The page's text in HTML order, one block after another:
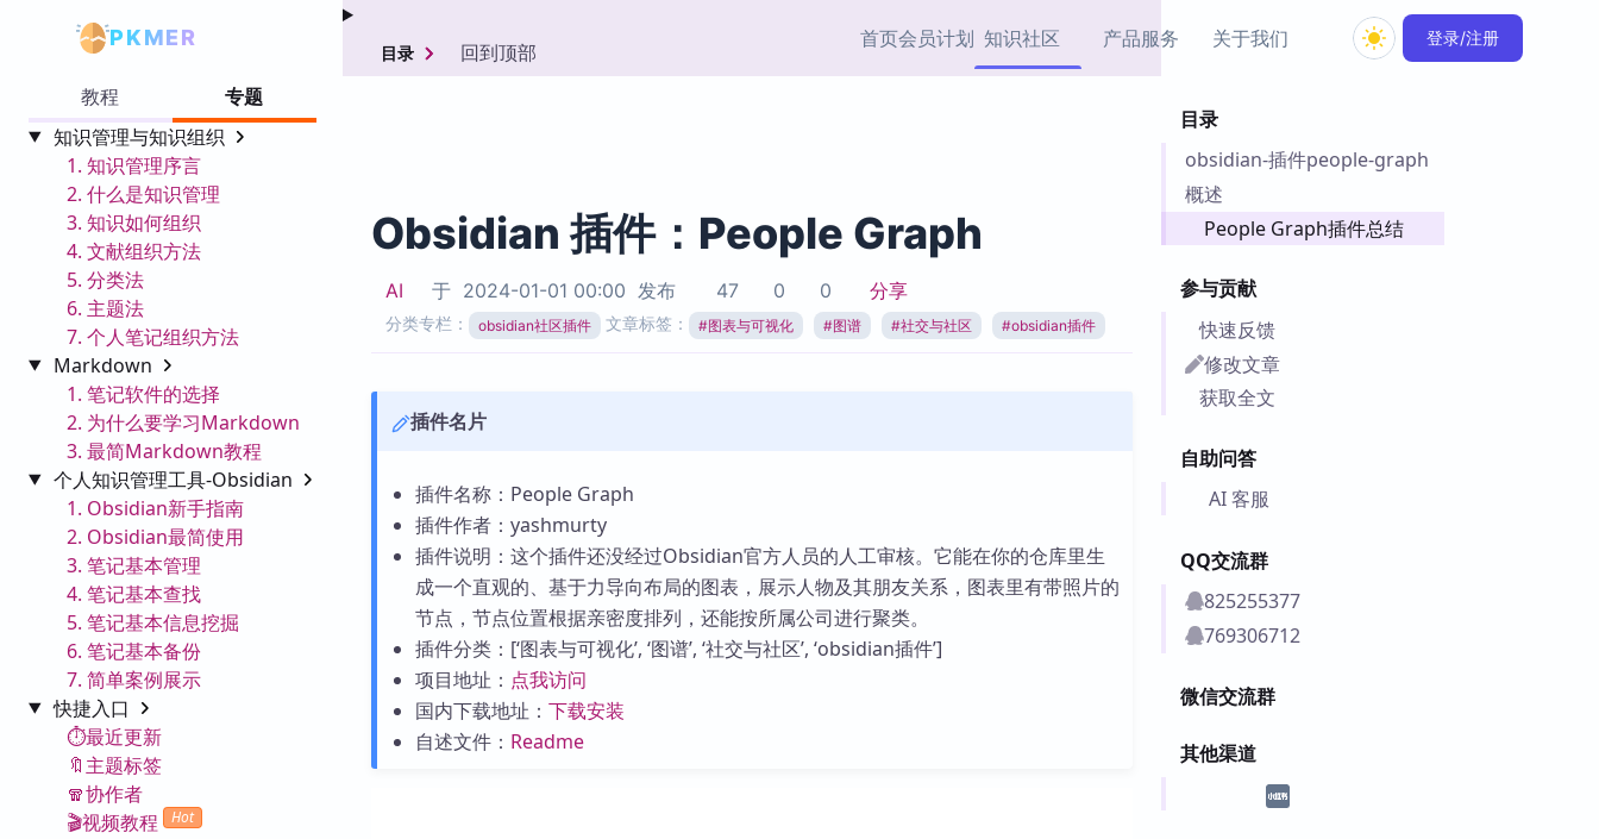
PKMER 首页会员计划 知识社区
协作者
热门链接 Top5
产品服务
加速访问 Obsidian 官方
市场
PKMer 出品的闪念笔记
插件
Obsidian 教程
关于我们 登录/注册
教程
专题
知识管理与知识组织
1. 知识管理序言
2. 什么是知识管理
3. 知识如何组织
4. 文献组织方法
5. 分类法
6. 主题法
7. 个人笔记组织方法
Markdown
1. 笔记软件的选择
2. 为什么要学习Markdown
3. 最简Markdown教程
个人知识管理工具-Obsidian
1. Obsidian新手指南
2. Obsidian最简使用
3. 笔记基本管理
4. 笔记基本查找
5. 笔记基本信息挖掘
6. 笔记基本备份
7. 简单案例展示
快捷入口
⏱️最近更新
🔖主题标签
🧣协作者
🎬视频教程
Hot
目录
obsidian-插件people-graph
概述
People Graph插件总结
参与贡献
快速反馈
修改文章
获取全文
自助问答
AI 客服
QQ交流群
825255377
769306712
微信交流群
其他渠道
目录 回到顶部
Obsidian 插件：People Graph
AI 于 2024-01-01 00:00 发布 47 0 0 分享
分类专栏： obsidian社区插件 文章标签： #图表与可视化 #图谱 #社交与社区 #obsidian插件
插件名片
插件名称：People Graph
插件作者：yashmurty
插件说明：这个插件还没经过Obsidian官方人员的人工审核。它能在你的仓库里生
成一个直观的、基于力导向布局的图表，展示人物及其朋友关系，图表里有带照片的
节点，节点位置根据亲密度排列，还能按所属公司进行聚类。
插件分类：[‘图表与可视化’, ‘图谱’, ‘社交与社区’, ‘obsidian插件’]
项目地址： 点我访问
国内下载地址： 下载安装
自述文件： Readme